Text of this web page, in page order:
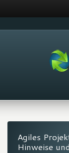
Agiles
Hinweise